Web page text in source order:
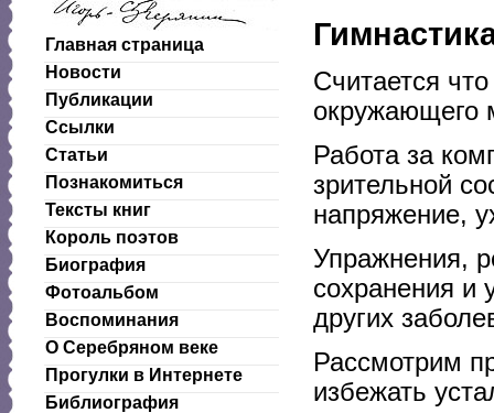
Главная страница
Новости
Публикации
Ссылки
Статьи
Познакомиться
Тексты книг
Король поэтов
Биография
Фотоальбом
Воспоминания
О Серебряном веке
Прогулки в Интернете
Библиография
Считается
окружающего
Работа за
зрительной
напряжение,
Упражнения,
сохранения и
других
Рассмотрим
избежать